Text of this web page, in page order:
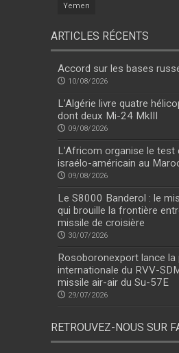
Yemen
ARTICLES RÉCENTS
Accord sur les bases
10/08/2026
L’Algérie livre quatre
dont deux Mi-24 MkIII
09/08/2026
L’Africom organise le test
israélo-américain au
09/08/2026
Le S8000 Banderol : le
qui brouille la frontière
missile de croisière
30/07/2026
Rosoboronexport lance
internationale du RVV-
missile air-air du Su-57E
29/07/2026
RETROUVEZ-NOUS SUR